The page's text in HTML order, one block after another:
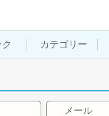
ク カテゴリー
メール